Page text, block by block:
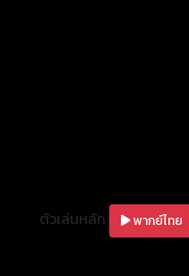
ตัวเล่นหลัก พากย์ไทย